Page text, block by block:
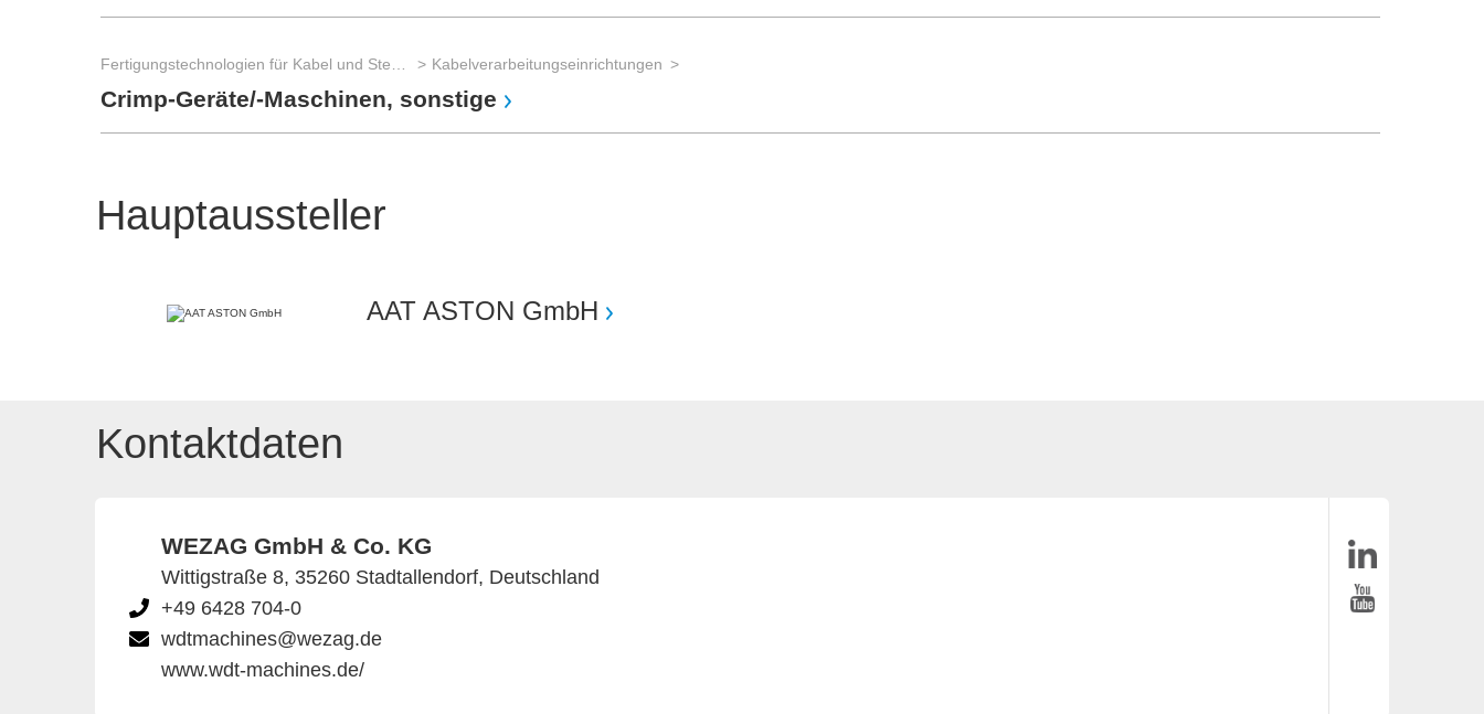
Kabelverarbeitungseinrichtungen
Crimp-Geräte/-Maschinen, sonstige
Hauptaussteller
AAT ASTON GmbH
Kontaktdaten
WEZAG GmbH & Co. KG
Wittigstraße 8, 35260 Stadtallendorf, Deutschland
+49 6428 704-0
wdtmachines@wezag.de
www.wdt-machines.de/